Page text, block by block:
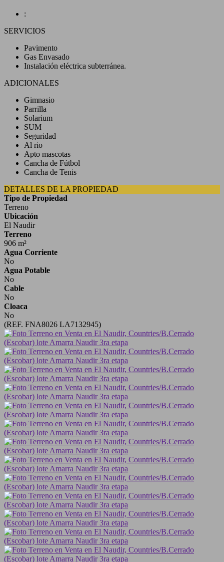
:
SERVICIOS
Pavimento
Gas Envasado
Instalación eléctrica subterránea.
ADICIONALES
Gimnasio
Parrilla
Solarium
SUM
Seguridad
Al rio
Apto mascotas
Cancha de Fútbol
Cancha de Tenis
DETALLES DE LA PROPIEDAD
Tipo de Propiedad
Terreno
Ubicación
El Naudir
Terreno
906 m²
Agua Corriente
No
Agua Potable
No
Cable
No
Cloaca
No
(REF. FNA8026 LA7132945)